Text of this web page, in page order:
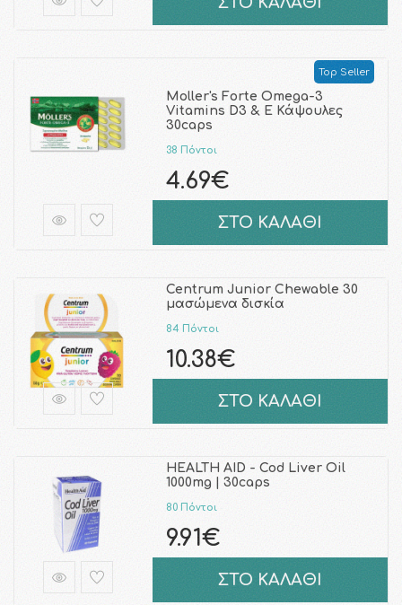
Top Seller
Moller's Forte Omega-3
Vitamins D3 & E Κάψουλες
30caps
38 Πόντοι
4.69€
ΣΤΟ ΚΑΛΑΘΙ
Centrum Junior Chewable 30
μασώμενα δισκία
84 Πόντοι
10.38€
ΣΤΟ ΚΑΛΑΘΙ
HEALTH AID - Cod Liver Oil
1000mg | 30caps
80 Πόντοι
9.91€
ΣΤΟ ΚΑΛΑΘΙ